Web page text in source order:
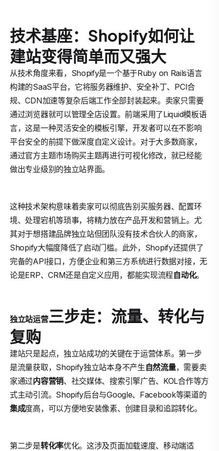
技术基座：Shopify如何让
建站变得简单而又强大
从技术角度来看，Shopify是一个基于Ruby on Rails语言
构建的SaaS平台，它将服务器维护、安全补丁、PCI合
规、CDN加速等复杂后端工作全部封装起来。卖家只需要
通过浏览器就可以管理全店设置。前端采用了Liquid模板语
言，这是一种灵活安全的模板引擎，开发者可以在不影响
平台安全的前提下做深度自定义设计。对于大多数商家，
通过官方主题市场购买主题再进行可视化修改，就已经能
做出专业级别的独立站界面。
这种技术架构意味着卖家可以彻底告别买服务器、配置环
境、处理宕机等琐事，将精力放在产品开发和营销上。尤
其对于想搭建品牌独立站但团队没有技术合伙人的商家，
Shopify大幅度降低了启动门槛。此外，Shopify还提供了
完备的API接口，方便企业和第三方系统进行数据对接，无
论是ERP、CRM还是自定义应用，都能实现流程自动化。
独立站运营三步走：流量、转化与
复购
建站只是起点，独立站成功的关键在于运营体系。第一步
是流量获取，Shopify独立站本身不产生自然流量，需要卖
家通过内容营销、社交媒体、搜索引擎广告、KOL合作等方
式主动引流。Shopify后台与Google、Facebook等渠道的
集成度高，可以方便地安装像素、创建目录和追踪转化。
第二步是转化率优化。这涉及页面加载速度、移动端适